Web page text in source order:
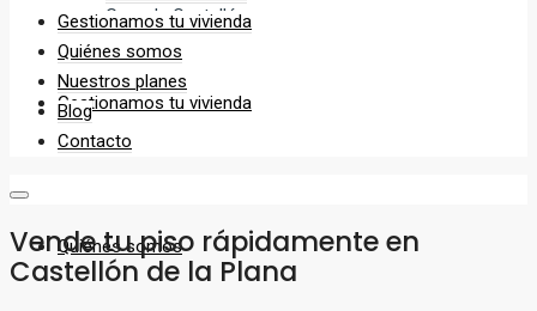
Grao de Castellón
Gestionamos tu vivienda
Quiénes somos
Gestionamos tu vivienda
Quiénes somos
Nuestros planes
Blog
Contacto
Vende tu piso rápidamente en
Castellón de la Plana